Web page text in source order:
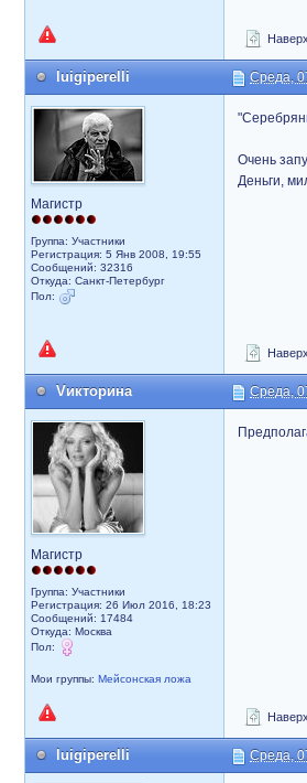
Наверх
luigiperelli Среда,
Магистр
Группа: Участники
Регистрация: 5 Янв 2008, 19:55
Сообщений: 32316
Откуда: Санкт-Петербург
Пол:
Очень
Деньги,
Наверх
Vикторина Среда,
Магистр
Группа: Участники
Регистрация: 26 Июл 2016, 18:23
Сообщений: 17484
Откуда: Москва
Пол:
Мои группы: Мейсонская ложа
Наверх
luigiperelli Среда,